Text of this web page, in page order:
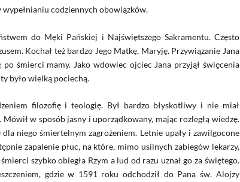
codziennych obowiązków.
do Męki Pańskiej i Najświętszego Sakramentu. Często
Kochał też bardzo Jego Matkę, Maryję. Przywiązanie Jana
śmierci mamy. Jako wdowiec ojciec Jana przyjął święcenia
było wielką pociechą.
filozofię i teologię. Był bardzo błyskotliwy i nie miał
w sposób jasny i uporządkowany, mając rozległą wiedzę.
niego śmiertelnym zagrożeniem. Letnie upały i zawilgocone
zapalenie płuc, na które, mimo usilnych zabiegów lekarzy,
szybko obiegła Rzym a lud od razu uznał go za świętego.
gdzie w 1591 roku odchodził do Pana św. Alojzy